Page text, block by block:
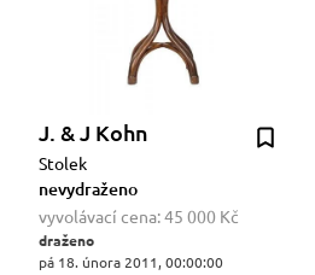
J. & J Kohn
Stolek
nevydraženo
vyvolávací cena:45 000 Kč
draženo
pá 18. února 2011, 00:00:00